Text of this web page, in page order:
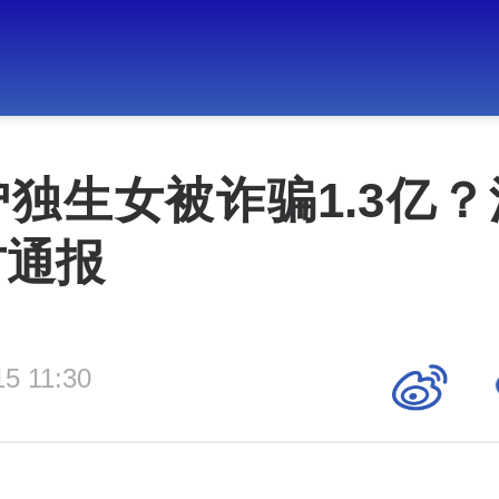
生女被诈骗1.3亿
报
11:30